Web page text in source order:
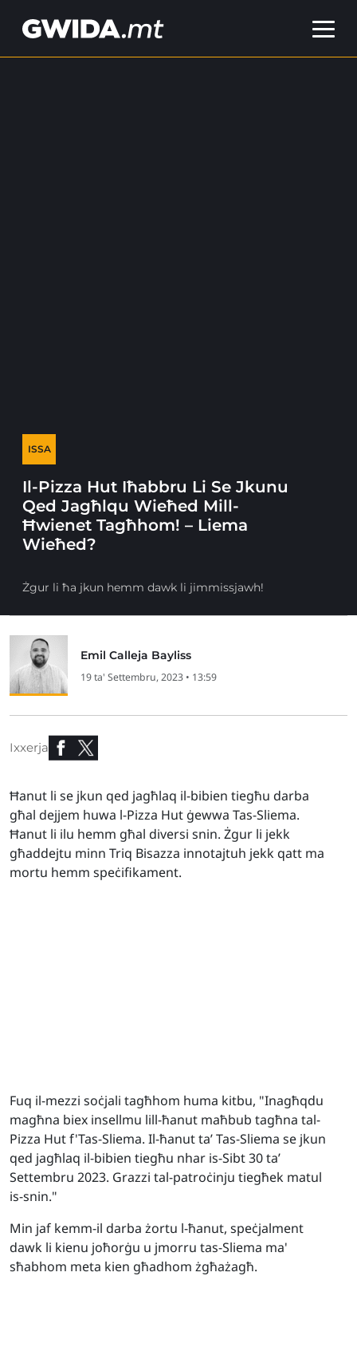
ISSA
Il-Pizza Hut Iħabbru Li Se Jkunu
Qed Jagħlqu Wieħed Mill-
Ħwienet Tagħhom! – Liema
Wieħed?
Żgur li ħa jkun hemm dawk li jimmissjawh!
Emil Calleja Bayliss
19 ta' Settembru, 2023 • 13:59
Ixxerja
Ħanut li se jkun qed jagħlaq il-bibien tiegħu darba
għal dejjem huwa l-Pizza Hut ġewwa Tas-Sliema.
Ħanut li ilu hemm għal diversi snin. Żgur li jekk
għaddejtu minn Triq Bisazza innotajtuh jekk qatt ma
mortu hemm speċifikament.
Fuq il-mezzi soċjali tagħhom huma kitbu, "Inagħqdu
magħna biex insellmu lill-ħanut maħbub tagħna tal-
Pizza Hut f'Tas-Sliema. Il-ħanut ta’ Tas-Sliema se jkun
qed jagħlaq il-bibien tiegħu nhar is-Sibt 30 ta’
Settembru 2023. Grazzi tal-patroċinju tiegħek matul
is-snin."
Min jaf kemm-il darba żortu l-ħanut, speċjalment
dawk li kienu joħorġu u jmorru tas-Sliema ma'
sħabhom meta kien għadhom żgħażagħ.